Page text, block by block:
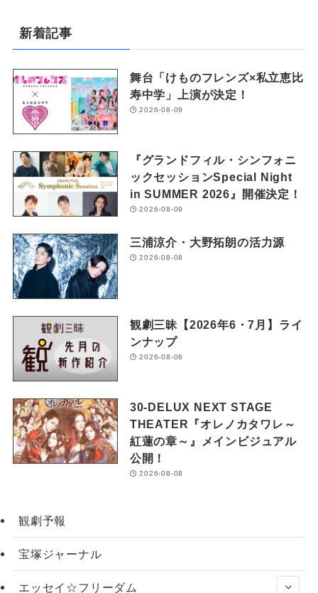
新着記事
舞台「けものフレンズ×私立恵比
寿中学」上演が決定！
2026-08-09
『グランドフィル・シンフォニ
ックセッションSpecial Night
in SUMMER 2026』開催決定！
2026-08-09
三浦涼介・大野拓朗の活力源
2026-08-08
観劇三昧【2026年6・7月】ライ
ンナップ
2026-08-08
30-DELUX NEXT STAGE
THEATER『オレノカタワレ～
紅蓮の章～』メインビジュアル
公開！
2026-08-08
観劇予報
宝塚ジャーナル
エッセイ☆フリーダム